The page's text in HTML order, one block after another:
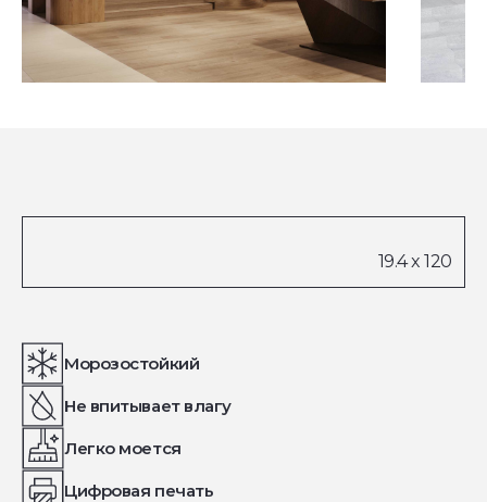
Посмотреть все проекты
Морозостойкий
Не впитывает влагу
Легко моется
Цифровая печать